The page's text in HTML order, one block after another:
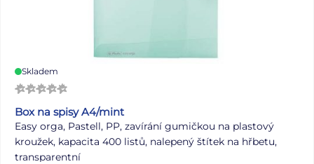
Skladem
Box na spisy A4/mint
Easy orga, Pastell, PP, zavírání gumičkou na plastový
kroužek, kapacita 400 listů, nalepený štítek na hřbetu,
transparentní